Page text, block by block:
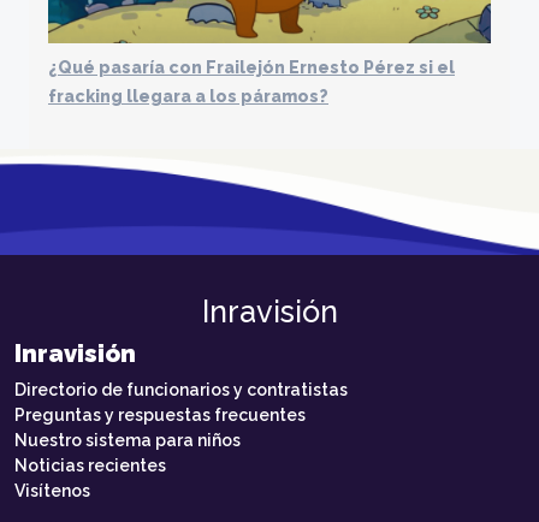
¿Qué pasaría con Frailejón Ernesto Pérez si el
fracking llegara a los páramos?
Inravisión
Inravisión
Directorio de funcionarios y contratistas
Preguntas y respuestas frecuentes
Nuestro sistema para niños
Noticias recientes
Visítenos